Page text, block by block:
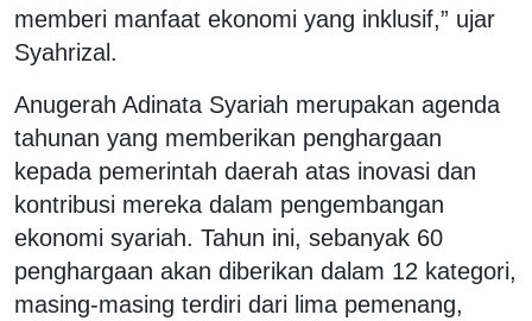
memberi manfaat ekonomi yang inklusif,” ujar
Syahrizal.
Anugerah Adinata Syariah merupakan agenda
tahunan yang memberikan penghargaan
kepada pemerintah daerah atas inovasi dan
kontribusi mereka dalam pengembangan
ekonomi syariah. Tahun ini, sebanyak 60
penghargaan akan diberikan dalam 12 kategori,
masing-masing terdiri dari lima pemenang,